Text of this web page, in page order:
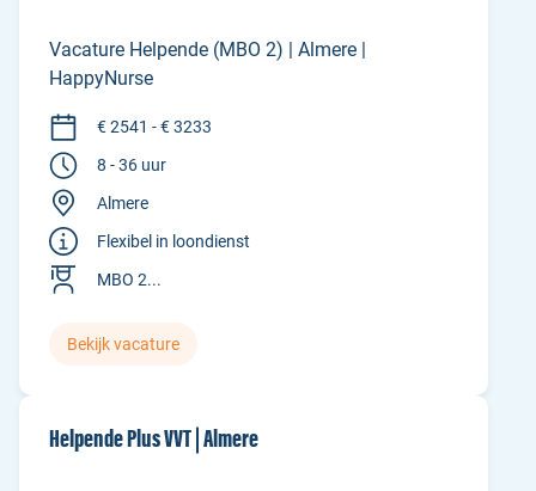
Vacature Helpende (MBO 2) | Almere |
HappyNurse
€ 2541 - € 3233
8 - 36 uur
Almere
Flexibel in loondienst
MBO 2...
Bekijk vacature
Helpende Plus VVT | Almere